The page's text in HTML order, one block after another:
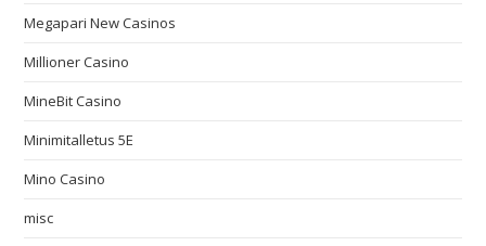
Megapari New Casinos
Millioner Casino
MineBit Casino
Minimitalletus 5E
Mino Casino
misc